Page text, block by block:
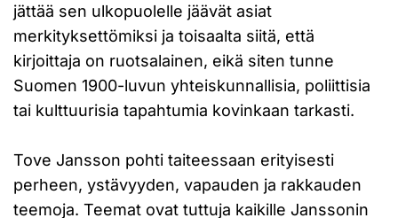
jättää sen ulkopuolelle jäävät asiat
merkityksettömiksi ja toisaalta siitä, että
kirjoittaja on ruotsalainen, eikä siten tunne
Suomen 1900-luvun yhteiskunnallisia, poliittisia
tai kulttuurisia tapahtumia kovinkaan tarkasti.
Tove Jansson pohti taiteessaan erityisesti
perheen, ystävyyden, vapauden ja rakkauden
teemoja. Teemat ovat tuttuja kaikille Janssonin